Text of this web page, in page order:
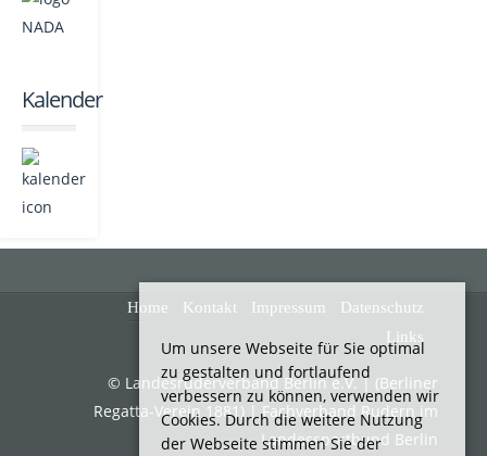
Kalender
Home Kontakt Impressum
Datenschutz
Links
© Landesruderverband Berlin e.V. | (Berliner
Regatta-Verein 1881) | Fachverband Rudern im
Landessportbund Berlin
Um unsere Webseite für Sie optimal
zu gestalten und fortlaufend
verbessern zu können, verwenden wir
Cookies. Durch die weitere Nutzung
der Webseite stimmen Sie der